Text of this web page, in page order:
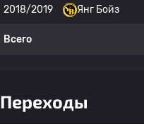
2018/2019 Янг Бойз
Всего
Переходы